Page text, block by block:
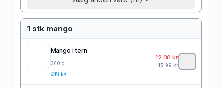
1 stk mango
Mango i tern
300 g
Bilka
12.00 kr
15.99kr